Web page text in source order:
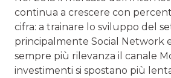
continua a crescere con
cifra: a trainare lo sviluppo del
principalmente Social Network
sempre più rilevanza il canale
investimenti si spostano più